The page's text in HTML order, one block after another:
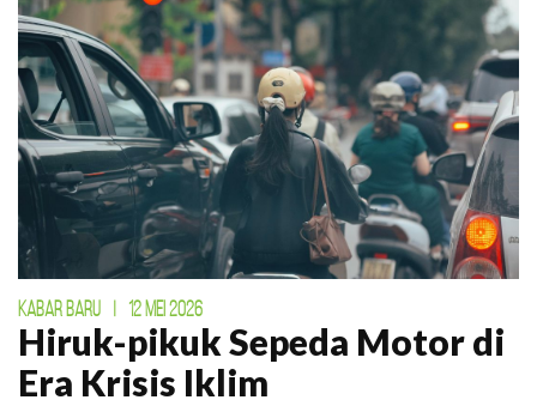
KABAR BARU 12 MEI 2026
Hiruk-pikuk Sepeda Motor di
Era Krisis Iklim